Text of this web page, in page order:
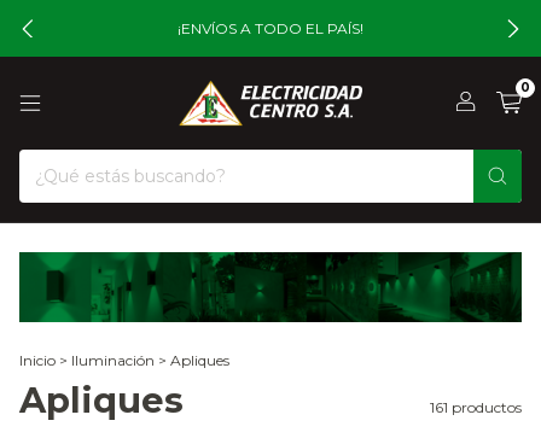
¡ENVÍOS A TODO EL PAÍS!
0
Inicio > Iluminación > Apliques
Apliques 161 productos